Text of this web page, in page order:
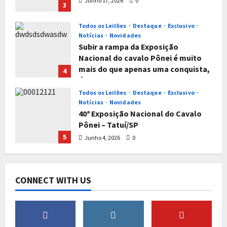
3
4
Todos os Leilões Destaque
Exclusivo
Notícias
Novidades
Subir a rampa da Exposição
Nacional do cavalo Pônei é muito
mais do que apenas uma conquista,
é um titulo que reflete muito
trabalho e empenho sem perder o
foco da sua genealogia.
Junho 4, 2026 0
5
Todos os Leilões Destaque
Exclusivo
Notícias
Novidades
40ª Exposição Nacional do Cavalo
Pônei – Tatuí/SP
Junho 4, 2026 0
1
XVI EXPOSIÇÃO NORDESTINA DO
CAVALO PÔNEI DE JOÃO PESSOA/PB
– IV-EXPO NACIONAL DO MINI GADO
& 1º LEILÃO PÔNEI E MINI GADO
CONNECT WITH US